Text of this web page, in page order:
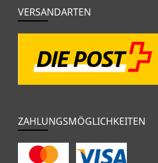
VERSANDARTEN
ZAHLUNGSMÖGLICHKEITEN